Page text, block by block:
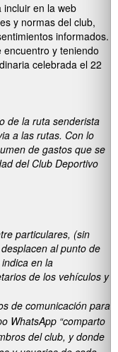
incluir en la web
y normas del club,
informados.
y teniendo
celebrada el 22
de la ruta senderista
a las rutas. Con lo
de gastos que se
del Club Deportivo
particulares, (sin
al punto de
en la
de los vehículos y
de comunicación para
WhatsApp “comparto
del club, y donde